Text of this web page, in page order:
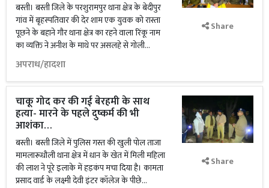
बस्ती। बस्ती जिले के परशुरामपुर थाना क्षेत्र के बेदीपुर
गांव में बृहस्पतिवार की देर शाम एक युवक को रास्ता
पूछने के बहाने गौर थाना क्षेत्र का रहने वाला रिंकू नाम
का व्यक्ति ने अनीश के माथे पर असलहे से गोली...
अपराध/हादशा
Share
चाकू गोद कर की गई बेरहमी के साथ
हत्या- मारने के पहले दुष्कर्म की भी
आशंका…
बस्ती। बस्ती जिले में पुलिस गस्त की खुली पोल ताजा
मामलारूधौली थाना क्षेत्र में धान के खेत में मिली महिला
की लाश ने पूरे इलाके में हड़कंप मचा दिया है। कामता
प्रसाद वार्ड के लक्ष्मी देवी इंटर कॉलेज के पीछे...
Share